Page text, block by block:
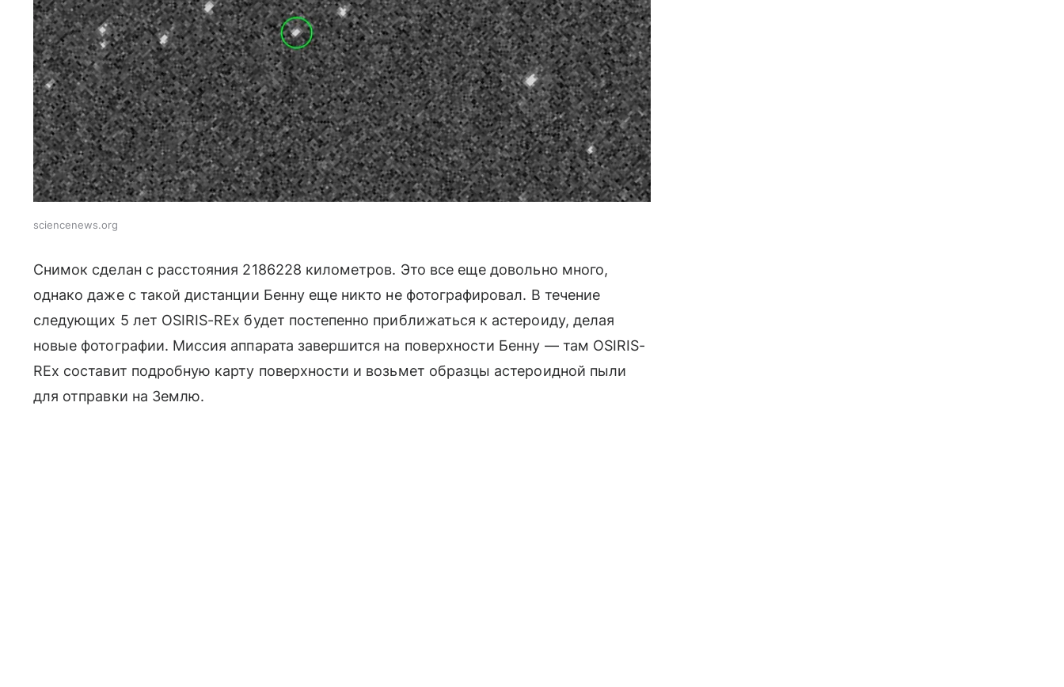
sciencenews.org
Снимок сделан с расстояния 2186228 километров. Это все еще довольно много,
однако даже с такой дистанции Бенну еще никто не фотографировал. В течение
следующих 5 лет OSIRIS-REx будет постепенно приближаться к астероиду, делая
новые фотографии. Миссия аппарата завершится на поверхности Бенну — там OSIRIS-
REx составит подробную карту поверхности и возьмет образцы астероидной пыли
для отправки на Землю.